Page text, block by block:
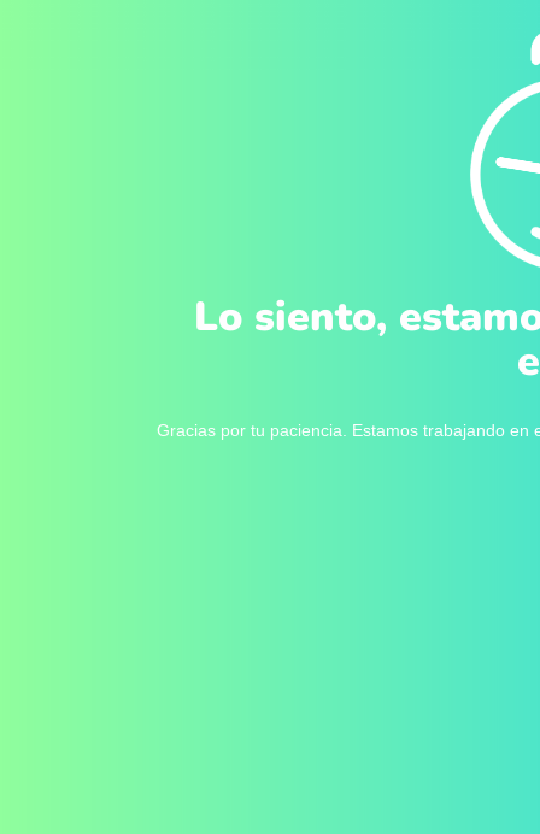
Lo siento,
Gracias por tu paciencia. Estamos trabajando en